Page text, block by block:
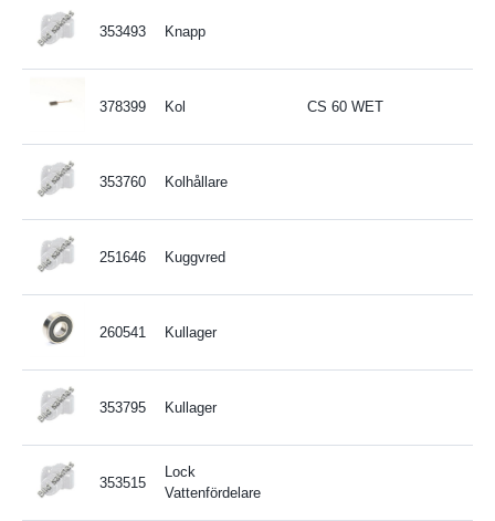
353493 Knapp
378399 Kol CS 60 WET
353760 Kolhållare
251646 Kuggvred
260541 Kullager
353795 Kullager
353515
Lock
Vattenfördelare